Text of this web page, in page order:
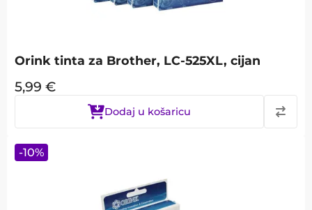
Orink tinta za Brother, LC-525XL, cijan
5,99 €
Dodaj u košaricu
-10%